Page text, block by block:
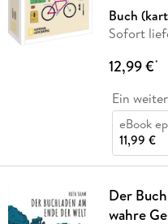
Buch
Sofort
12,99 €*
Ein
eBook
11,99 €
Der
wahre